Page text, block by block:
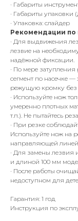
· Габариты
· Габариты
· Упаковка: слайдер
Рекомендации по
· Для выдвижения
лезвие на
надёжной фиксации.
· По мере
сегмент по насечке
режущую кромку без
· Используйте нож
умеренно плотных
т.п.). Не пытайтесь
· При резке
Используйте нож на
направляющей
· Для замены лезвия
и длиной 100 мм
· После работы
недоступном для
Гарантия: 1 год
Инструкция по